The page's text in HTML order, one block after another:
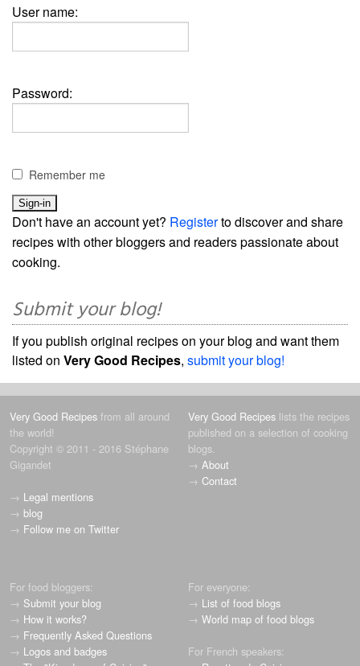
User name:
Password:
Remember me
Don't have an account yet? Registerto discover and share
recipes with other bloggers and readers passionate about
cooking.
Submit your blog!
If you publish original recipes on your blog and want them
listed on Very Good Recipes, submit your blog!
Very Good Recipes from all around
the world!
Copyright © 2011 - 2016 Stéphane
Gigandet
→ Legal mentions
→ blog
→ Follow me on Twitter
Very Good Recipes lists the recipes
published on a selection of cooking
blogs.
→ About
→ Contact
For food bloggers:
→ Submit your blog
→ How it works?
→ Frequently Asked Questions
→ Logos and badges
For everyone:
→ List of food blogs
→ World map of food blogs
For French speakers: